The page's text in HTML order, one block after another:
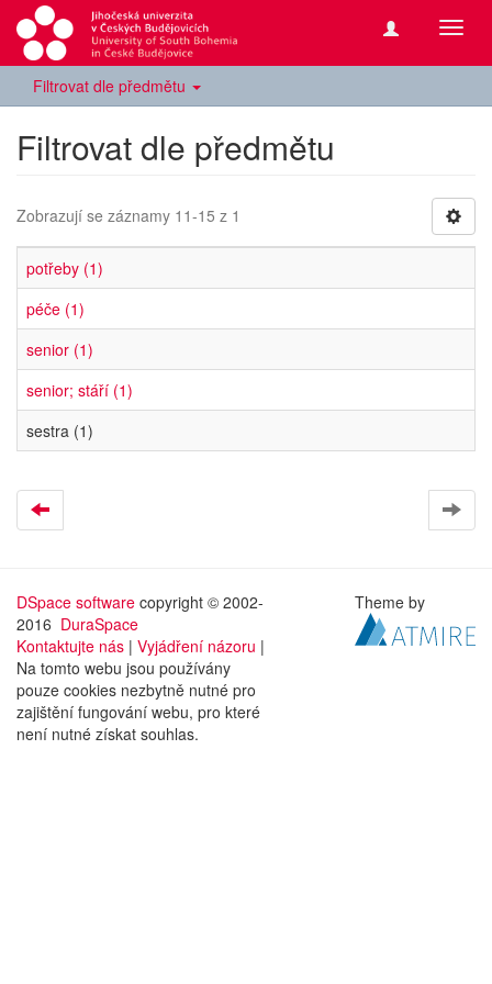
Filtrovat dle předmětu
Filtrovat dle předmětu
Zobrazují se záznamy 11-15 z 1
potřeby (1)
péče (1)
senior (1)
senior; stáří (1)
sestra (1)
DSpace software copyright © 2002-
2016 DuraSpace
Kontaktujte nás | Vyjádření názoru |
Na tomto webu jsou používány
pouze cookies nezbytně nutné pro
zajištění fungování webu, pro které
není nutné získat souhlas.
Theme by